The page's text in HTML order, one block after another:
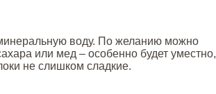
воду. По желанию можно
или мед – особенно будет уместно,
не слишком сладкие.